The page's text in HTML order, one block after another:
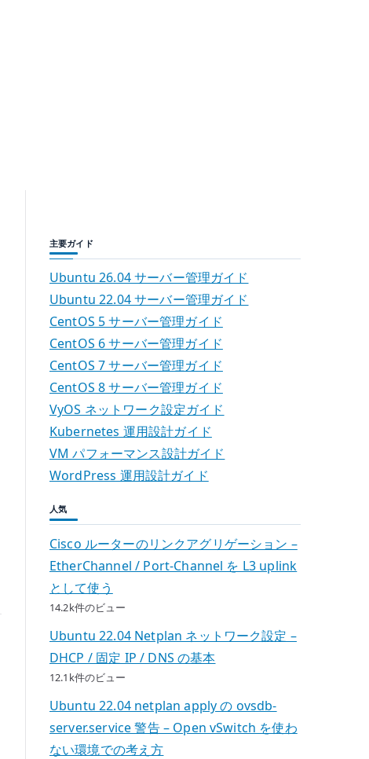
主要ガイド
Ubuntu 26.04 サーバー管理ガイド
Ubuntu 22.04 サーバー管理ガイド
CentOS 5 サーバー管理ガイド
CentOS 6 サーバー管理ガイド
CentOS 7 サーバー管理ガイド
CentOS 8 サーバー管理ガイド
VyOS ネットワーク設定ガイド
Kubernetes 運用設計ガイド
VM パフォーマンス設計ガイド
WordPress 運用設計ガイド
人気
Cisco ルーターのリンクアグリゲーション –
EtherChannel / Port-Channel を L3 uplink
として使う
14.2k件のビュー
Ubuntu 22.04 Netplan ネットワーク設定 –
DHCP / 固定 IP / DNS の基本
12.1k件のビュー
Ubuntu 22.04 netplan apply の ovsdb-
server.service 警告 – Open vSwitch を使わ
ない環境での考え方